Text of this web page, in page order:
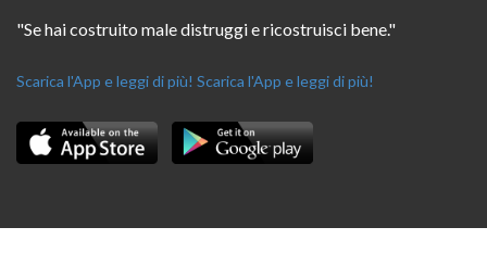
"Se hai costruito male distruggi e ricostruisci bene."
Scarica l'App e leggi di più! Scarica l'App e leggi di più!